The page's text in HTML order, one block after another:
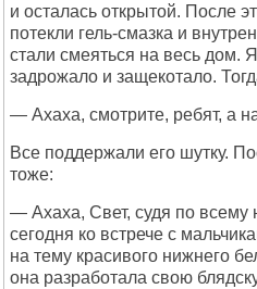
и осталась открытой. После
потекли гель-смазка и
стали смеяться на весь дом.
задрожало и защекотало.
— Ахаха, смотрите, ребят, а
Все поддержали его шутку.
тоже:
— Ахаха, Свет, судя по всему
сегодня ко встрече с
на тему красивого нижнего
она разработала свою